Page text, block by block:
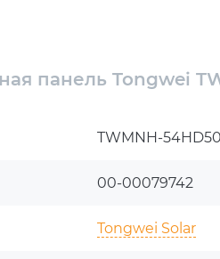
Обязательно
TWMNH-54HD500W
— главные
Tongwei Solar — это
панель Tongwei
TWMNH-
00-00079742
Tongwei Solar